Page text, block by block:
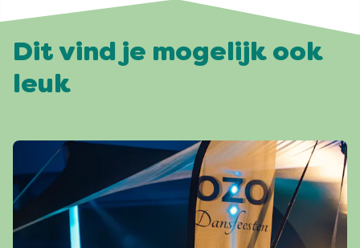
Dit vind je mogelijk ook
leuk